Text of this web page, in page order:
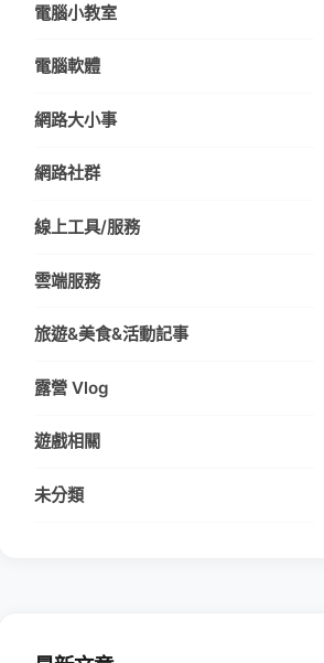
電腦小教室
電腦軟體
網路大小事
網路社群
線上工具/服務
雲端服務
旅遊&美食&活動記事
露營 Vlog
遊戲相關
未分類